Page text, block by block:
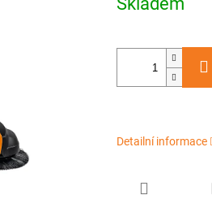
cena:
Detailní informace